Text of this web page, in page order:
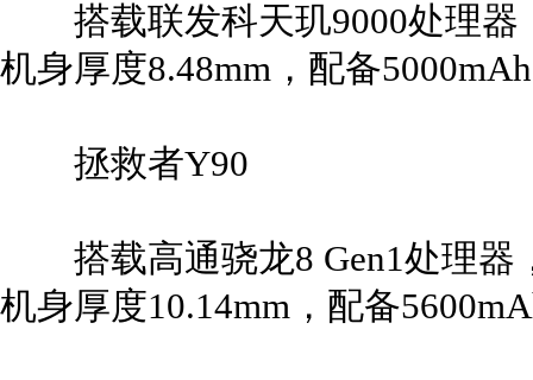
搭载联发科天玑9000处理器
机身厚度8.48mm，配备
拯救者Y90
搭载高通骁龙8 Gen1处理器
机身厚度10.14mm，配备